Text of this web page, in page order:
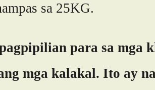
sa 25KG.
para sa mga
mga kalakal. Ito ay